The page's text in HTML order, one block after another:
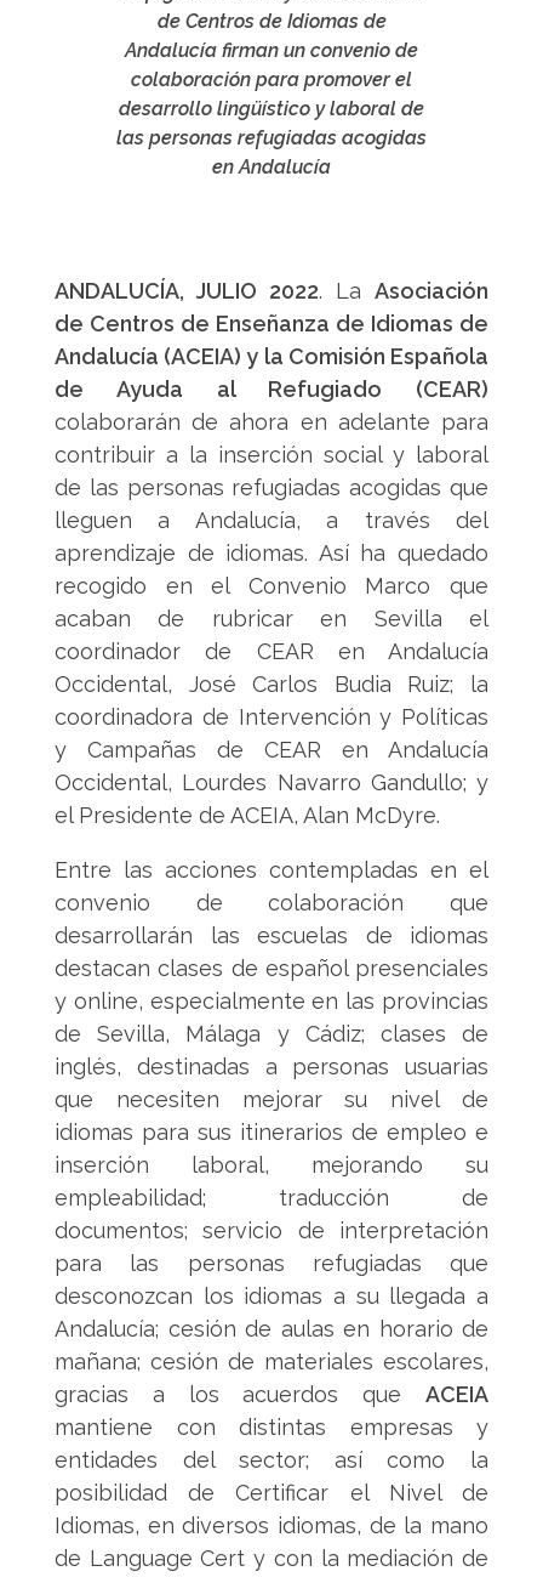
de Centros de Idiomas de
Andalucía firman un convenio de
colaboración para promover el
desarrollo lingüístico y laboral de
las personas refugiadas acogidas
en Andalucía
ANDALUCÍA, JULIO 2022. La Asociación
de Centros de Enseñanza de Idiomas de
Andalucía (ACEIA) y la Comisión Española
de Ayuda al Refugiado (CEAR)
colaborarán de ahora en adelante para
contribuir a la inserción social y laboral
de las personas refugiadas acogidas que
lleguen a Andalucía, a través del
aprendizaje de idiomas. Así ha quedado
recogido en el Convenio Marco que
acaban de rubricar en Sevilla el
coordinador de CEAR en Andalucía
Occidental, José Carlos Budia Ruiz; la
coordinadora de Intervención y Políticas
y Campañas de CEAR en Andalucía
Occidental, Lourdes Navarro Gandullo; y
el Presidente de ACEIA, Alan McDyre.
Entre las acciones contempladas en el
convenio de colaboración que
desarrollarán las escuelas de idiomas
destacan clases de español presenciales
y online, especialmente en las provincias
de Sevilla, Málaga y Cádiz; clases de
inglés, destinadas a personas usuarias
que necesiten mejorar su nivel de
idiomas para sus itinerarios de empleo e
inserción laboral, mejorando su
empleabilidad; traducción de
documentos; servicio de interpretación
para las personas refugiadas que
desconozcan los idiomas a su llegada a
Andalucía; cesión de aulas en horario de
mañana; cesión de materiales escolares,
gracias a los acuerdos que ACEIA
mantiene con distintas empresas y
entidades del sector; así como la
posibilidad de Certificar el Nivel de
Idiomas, en diversos idiomas, de la mano
de Language Cert y con la mediación de